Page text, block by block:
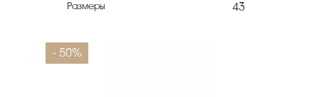
Размеры 43
- 50%